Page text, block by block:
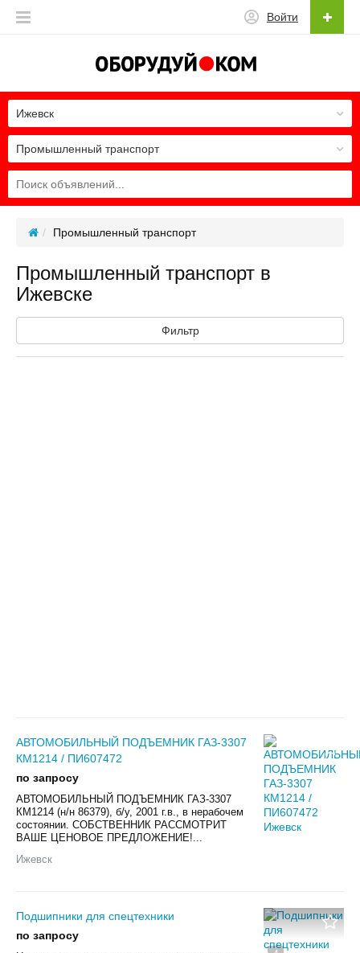
Войти
Промышленный транспорт
Ижевск
Промышленный транспорт
Промышленный транспорт в
Ижевске
Фильтр
АВТОМОБИЛЬНЫЙ ПОДЪЕМНИК ГАЗ-3307
КМ1214 / ПИ607472
по запросу
АВТОМОБИЛЬНЫЙ ПОДЪЕМНИК ГАЗ-3307
КМ1214 (н/н 86379), б/у, 2001 г.в., в нерабочем
состоянии. СОБСТВЕННИК РАССМОТРИТ
ВАШЕ ЦЕНОВОЕ ПРЕДЛОЖЕНИЕ!...
Ижевск
Подшипники для спецтехники
по запросу